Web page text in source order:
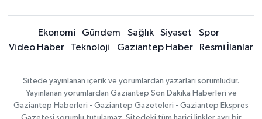
Ekonomi Gündem Sağlık Siyaset
Spor
Video Haber
Teknoloji Gaziantep Haber Resmi İlanlar
Sitede yayınlanan içerik ve yorumlardan yazarları sorumludur.
Yayınlanan yorumlardan Gaziantep Son Dakika Haberleri ve
Gaziantep Haberleri - Gaziantep Gazeteleri - Gaziantep Ekspres